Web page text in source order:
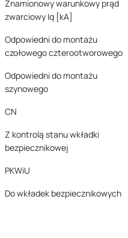
Znamionowy warunkowy prąd
zwarciowy Iq [kA]
Odpowiedni do montażu
czołowego czterootworowego
Odpowiedni do montażu
szynowego
CN
Z kontrolą stanu wkładki
bezpiecznikowej
PKWiU
Do wkładek bezpiecznikowych